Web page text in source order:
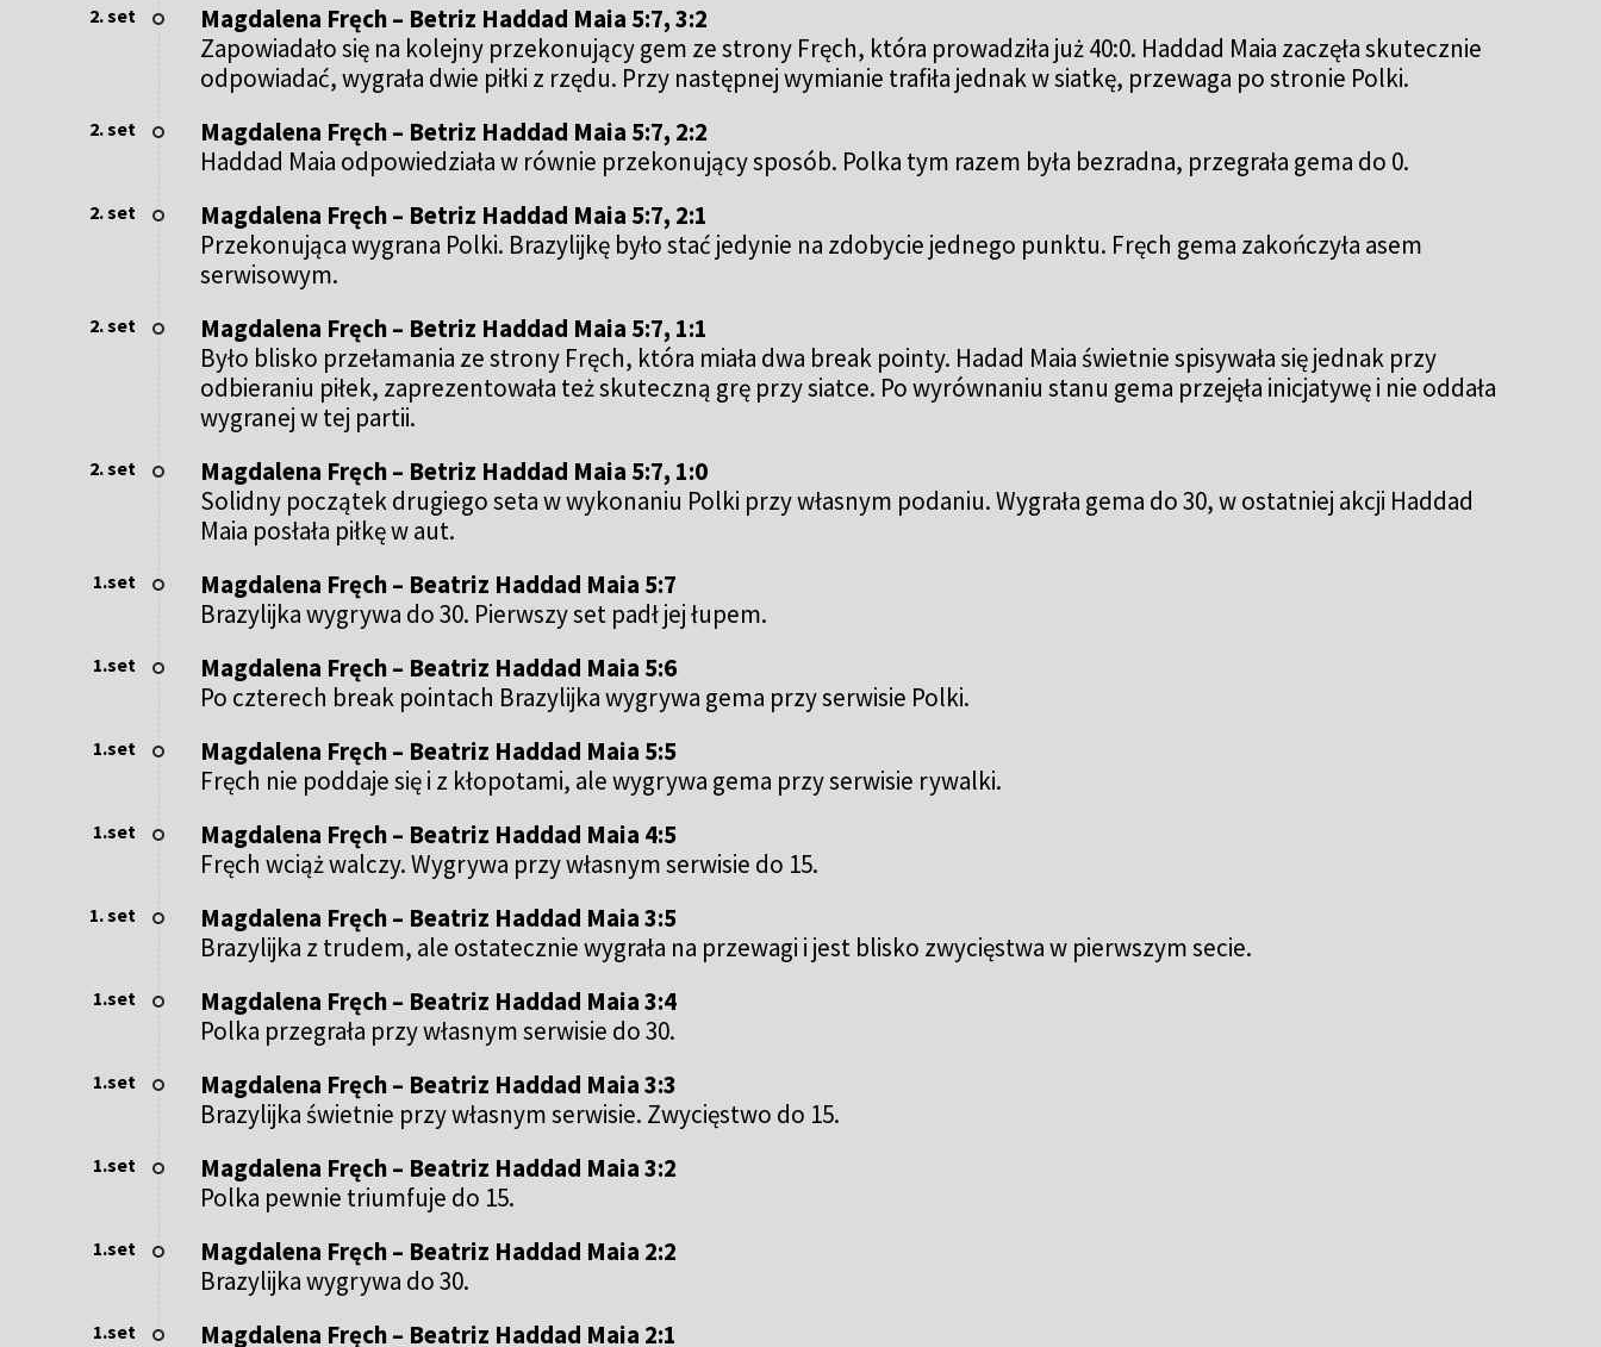
2. set
Magdalena Fręch – Betriz Haddad Maia 5:7, 3:2
Zapowiadało się na kolejny przekonujący gem ze strony Fręch, która prowadziła już 40:0. Haddad Maia zaczęła skutecznie
odpowiadać, wygrała dwie piłki z rzędu. Przy następnej wymianie trafiła jednak w siatkę, przewaga po stronie Polki.
2. set
Magdalena Fręch – Betriz Haddad Maia 5:7, 2:2
Haddad Maia odpowiedziała w równie przekonujący sposób. Polka tym razem była bezradna, przegrała gema do 0.
2. set
Magdalena Fręch – Betriz Haddad Maia 5:7, 2:1
Przekonująca wygrana Polki. Brazylijkę było stać jedynie na zdobycie jednego punktu. Fręch gema zakończyła asem
serwisowym.
2. set
Magdalena Fręch – Betriz Haddad Maia 5:7, 1:1
Było blisko przełamania ze strony Fręch, która miała dwa break pointy. Hadad Maia świetnie spisywała się jednak przy
odbieraniu piłek, zaprezentowała też skuteczną grę przy siatce. Po wyrównaniu stanu gema przejęła inicjatywę i nie oddała
wygranej w tej partii.
2. set
Magdalena Fręch – Betriz Haddad Maia 5:7, 1:0
Solidny początek drugiego seta w wykonaniu Polki przy własnym podaniu. Wygrała gema do 30, w ostatniej akcji Haddad
Maia posłała piłkę w aut.
1.set
Magdalena Fręch – Beatriz Haddad Maia 5:7
Brazylijka wygrywa do 30. Pierwszy set padł jej łupem.
1.set
Magdalena Fręch – Beatriz Haddad Maia 5:6
Po czterech break pointach Brazylijka wygrywa gema przy serwisie Polki.
1.set
Magdalena Fręch – Beatriz Haddad Maia 5:5
Fręch nie poddaje się i z kłopotami, ale wygrywa gema przy serwisie rywalki.
1.set
Magdalena Fręch – Beatriz Haddad Maia 4:5
Fręch wciąż walczy. Wygrywa przy własnym serwisie do 15.
1. set
Magdalena Fręch – Beatriz Haddad Maia 3:5
Brazylijka z trudem, ale ostatecznie wygrała na przewagi i jest blisko zwycięstwa w pierwszym secie.
1.set
Magdalena Fręch – Beatriz Haddad Maia 3:4
Polka przegrała przy własnym serwisie do 30.
1.set
Magdalena Fręch – Beatriz Haddad Maia 3:3
Brazylijka świetnie przy własnym serwisie. Zwycięstwo do 15.
1.set
Magdalena Fręch – Beatriz Haddad Maia 3:2
Polka pewnie triumfuje do 15.
1.set
Magdalena Fręch – Beatriz Haddad Maia 2:2
Brazylijka wygrywa do 30.
1.set Magdalena Fręch – Beatriz Haddad Maia 2:1